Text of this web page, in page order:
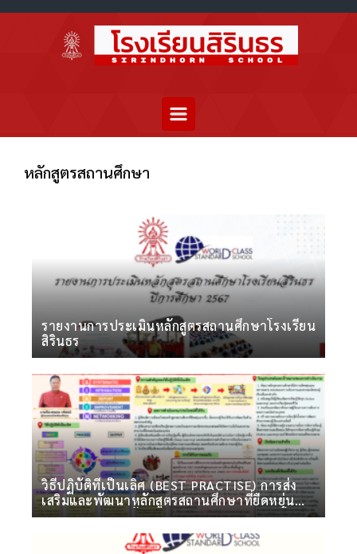
หลักสูตรสถานศึกษา
รายงานการประเมินหลักสูตรสถานศึกษาโรงเรียน
สิรินธร
วิธีปฏิบัติที่เป็นเลิศ (BEST PRACTISE) การส่ง
เสริมและพัฒนาหลักสูตรสถานศึกษาที่ยืดหยุ่น
ตอบสนองความต้องการและความถนัดของผู้เรียน
ด้วย SIRIN MODEL ภายใต้ระบบวงจรคุณภาพ